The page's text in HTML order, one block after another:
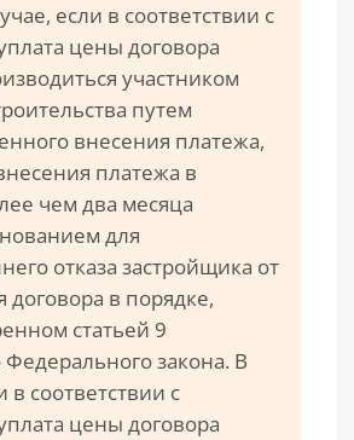
если в соответствии с
цены договора
участником
путем
внесения платежа,
платежа в
чем два месяца
для
отказа застройщика от
договора в порядке,
статьей 9
Федерального закона. В
в соответствии с
цены договора